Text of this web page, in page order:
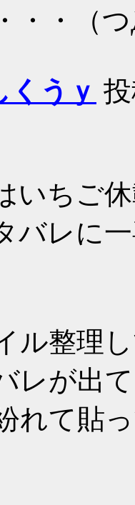
・・（
くうｙ
いちご
バレに
ル整理
レが出
れて貼